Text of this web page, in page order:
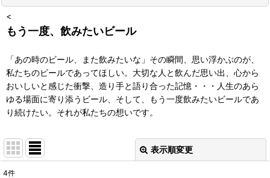
<
もう一度、飲みたいビール
「あの時のビール、また飲みたいな」その瞬間、思い浮かぶのが、
私たちのビールであってほしい。大切な人と飲んだ思い出、心から
おいしいと感じた衝撃、造り手と語り合った記憶・・・人生のあら
ゆる場面に寄り添うビール、そして、もう一度飲みたいビールであ
り続けたい。それが私たちの想いです。
表示順変更
4件